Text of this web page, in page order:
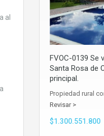
al
FVOC-0139 Se
Santa Rosa de
principal.
Propiedad rural
Revisar >
$1.300.551.800